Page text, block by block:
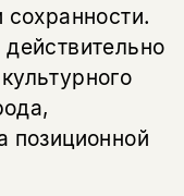
позиционной